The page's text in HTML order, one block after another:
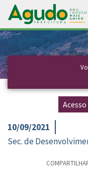
Ir para conteúdo principal
Conteúdo Principal
10/09/2021
Sec. de